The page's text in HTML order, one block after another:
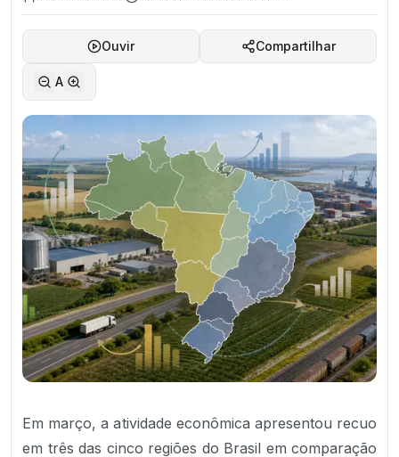
Ouvir Compartilhar
A
Em março, a atividade econômica apresentou recuo
em três das cinco regiões do Brasil em comparação